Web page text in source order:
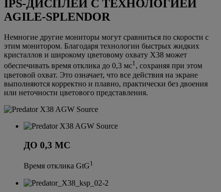
IPS-ДИСПЛЕЙ С ТЕХНОЛОГИЕЙ
AGILE-SPLENDOR
Немногие другие мониторы могут сравниться по скорости с
этим монитором. Благодаря технологии быстрых жидких
кристаллов и широкому цветовому охвату X38 может
обеспечивать время отклика до 0,3 мс1, сохраняя при этом
цветовой охват. Это означает, что все действия на экране
выполняются корректно и плавно, практически без двоения
или неточности цветового представления.
ДО 0,3 МС
Время отклика GtG1